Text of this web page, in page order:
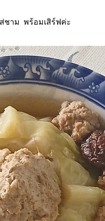
ชาม พร้อมเสิร์ฟค่ะ